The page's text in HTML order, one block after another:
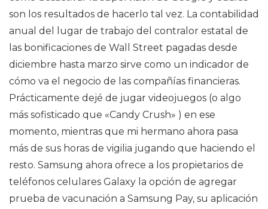
son los resultados de hacerlo tal vez. La contabilidad
anual del lugar de trabajo del contralor estatal de
las bonificaciones de Wall Street pagadas desde
diciembre hasta marzo sirve como un indicador de
cómo va el negocio de las compañías financieras.
Prácticamente dejé de jugar videojuegos (o algo
más sofisticado que «Candy Crush» ) en ese
momento, mientras que mi hermano ahora pasa
más de sus horas de vigilia jugando que haciendo el
resto. Samsung ahora ofrece a los propietarios de
teléfonos celulares Galaxy la opción de agregar
prueba de vacunación a Samsung Pay, su aplicación